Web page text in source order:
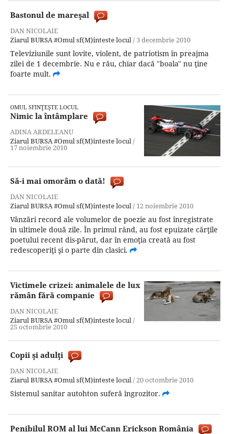
Bastonul de mareşal
DAN NICOLAIE
Ziarul BURSA#Omul sf(M)inteste locul/ 3 decembrie 2010
Televiziunile sunt lovite, violent, de patriotism în preajma
zilei de 1 decembrie. Nu e rău, chiar dacă "boala" nu ţine
foarte mult.
OMUL SFINŢEŞTE LOCUL
Nimic la întâmplare
ADINA ARDELEANU
Ziarul BURSA#Omul sf(M)inteste locul/
17 noiembrie 2010
Să-i mai omorâm o dată!
DAN NICOLAIE
Ziarul BURSA#Omul sf(M)inteste locul/ 12 noiembrie 2010
Vânzări record ale volumelor de poezie au fost înregistrate
în ultimele două zile. În primul rând, au fost epuizate cărţile
poetului recent dis-părut, dar în emoţia creată au fost
redescoperiţi şi o parte din clasici.
Victimele crizei: animalele de lux
rămân fără companie
DAN NICOLAIE
Ziarul BURSA#Omul sf(M)inteste locul/
25 octombrie 2010
Copii şi adulţi
DAN NICOLAIE
Ziarul BURSA#Omul sf(M)inteste locul/20 octombrie 2010
Sistemul sanitar autohton suferă îngrozitor.
Penibilul ROM al lui McCann Erickson România